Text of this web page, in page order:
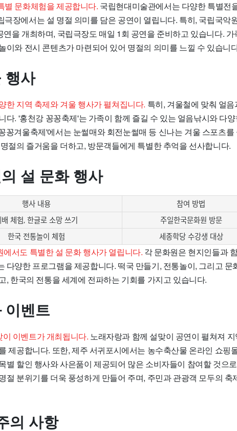
별 문화체험을 제공합니다. 국립현대미술관에서는 다양한 특별전
극장에서는 설 명절 의미를 담은 공연이 열립니다. 특히, 국립국악
을 개최하며, 국립극장도 매일 1회 공연을 준비하고 있습니다. 가
이와 전시 콘텐츠가 마련되어 있어 명절의 의미를 느낄 수 있습니
행사
한 지역 축제와 겨울 행사가 펼쳐집니다. 특히, 겨울철에 맞춰 얼음
다. '홍천강 꽁꽁축제'는 가족이 함께 즐길 수 있는 얼음낚시와 다양
꽁겨울축제'에서는 눈썰매와 회전눈썰매 등 신나는 겨울 스포츠를
절의 즐거움을 더하고, 방문객들에게 특별한 추억을 선사합니다.
설 문화 행사
행사 내용
참여 방법
배 체험, 한글로 소망 쓰기
주일한국문화원 방문
한국 전통놀이 체험 세종학당 수강생 대상
서도 특별한 설 문화 행사가 열립니다. 각 문화원은 현지인들과
다양한 프로그램을 제공합니다. 떡국 만들기, 전통놀이, 그리고 문
, 한국의 전통을 세계에 전파하는 기회를 가지고 있습니다.
이벤트
이벤트가 개최됩니다. 노래자랑과 함께 설맞이 공연이 펼쳐져 지
제공합니다. 또한, 제주 서귀포시에서는 농수축산물 온라인 쇼핑
별 할인 행사와 사은품이 제공되어 많은 소비자들이 참여할 것으
절 분위기를 더욱 풍성하게 만들어 주며, 주민과 관광객 모두의 축
의 사항